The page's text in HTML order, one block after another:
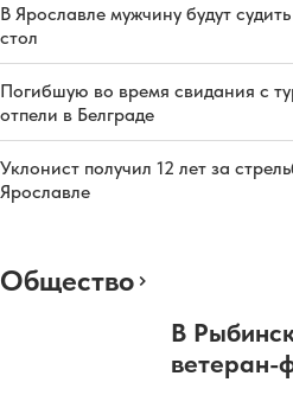
В Ярославле мужчину будут
стол
Погибшую во время свидания с
отпели в Белграде
Уклонист получил 12 лет за
Ярославле
Общество
В
ветеран-